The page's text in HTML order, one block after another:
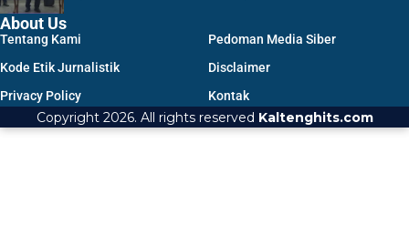
About Us
Tentang Kami
Pedoman Media Siber
Kode Etik Jurnalistik
Disclaimer
Privacy Policy
Kontak
Copyright 2026. All rights reserved Kaltenghits.com